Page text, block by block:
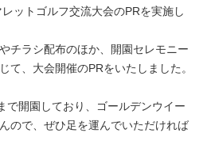
ットゴルフ交流大会のPRを実施し
チラシ配布のほか、開園セレモニー
て、大会開催のPRをいたしました。
で開園しており、ゴールデンウイー
ので、ぜひ足を運んでいただければ